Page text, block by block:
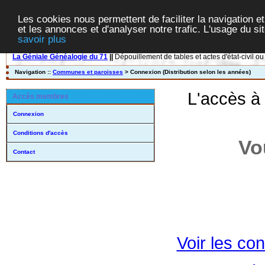
Les cookies nous permettent de faciliter la navigation
et les annonces et d'analyser notre trafic. L'usage du
savoir plus
La Géniale Généalogie du 71 Dépouillement de tables et actes d'état-civil
Navigation :: Communes et paroisses > Connexion (Distribution selon les années)
Accès membres
Connexion
Conditions d'accès
Contact
L'accès
Voir les